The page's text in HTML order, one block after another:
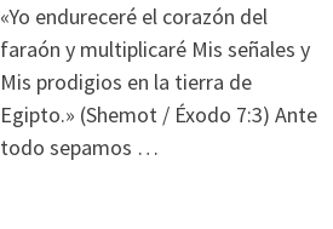
«Yo endureceré el corazón del
faraón y multiplicaré Mis señales y
Mis prodigios en la tierra de
Egipto.» (Shemot / Éxodo 7:3) Ante
todo sepamos …